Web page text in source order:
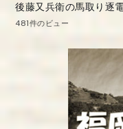
後藤又兵衛の馬取り逐
481件のビュー